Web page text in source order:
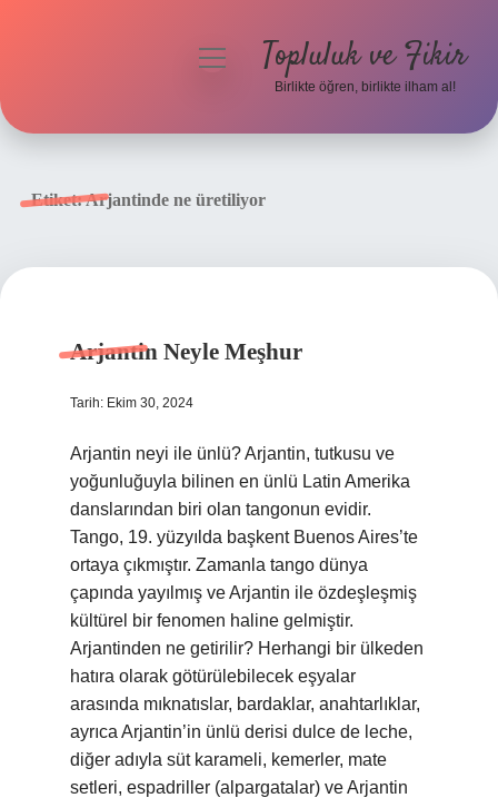
menüyüTopluluk ve Fikir
Birlikte öğren, birlikte ilham al!
Etiket:Arjantinde ne üretiliyor
Arjantin Neyle Meşhur
Tarih: Ekim 30, 2024
Arjantin neyi ile ünlü? Arjantin, tutkusu ve
yoğunluğuyla bilinen en ünlü Latin Amerika
danslarından biri olan tangonun evidir.
Tango, 19. yüzyılda başkent Buenos Aires’te
ortaya çıkmıştır. Zamanla tango dünya
çapında yayılmış ve Arjantin ile özdeşleşmiş
kültürel bir fenomen haline gelmiştir.
Arjantinden ne getirilir? Herhangi bir ülkeden
hatıra olarak götürülebilecek eşyalar
arasında mıknatıslar, bardaklar, anahtarlıklar,
ayrıca Arjantin’in ünlü derisi dulce de leche,
diğer adıyla süt karameli, kemerler, mate
setleri, espadriller (alpargatalar) ve Arjantin